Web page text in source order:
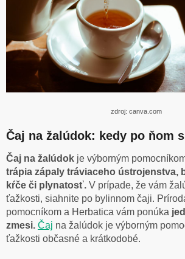
zdroj: canva.com
Čaj na žalúdok: kedy po ňom
Čaj na žalúdok je výborným
trápia zápaly tráviaceho ústrojenstva,
kŕče či plynatosť. V prípade, že vám
ťažkosti, siahnite po bylinnom čaji.
pomocníkom a Herbatica vám ponúka
zmesi. Čaj na žalúdok je výborným
ťažkosti občasné a krátkodobé.